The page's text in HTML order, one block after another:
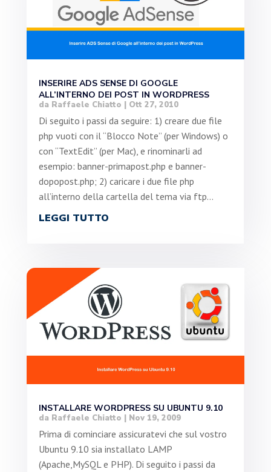
INSERIRE ADS SENSE DI GOOGLE
ALL’INTERNO DEI POST IN WORDPRESS
da Raffaele Chiatto | Ott 27, 2010
Di seguito i passi da seguire: 1) creare due file
php vuoti con il “Blocco Note” (per Windows) o
con “TextEdit” (per Mac), e rinominarli ad
esempio: banner-primapost.php e banner-
dopopost.php; 2) caricare i due file php
all’interno della cartella del tema via ftp...
LEGGI TUTTO
INSTALLARE WORDPRESS SU UBUNTU 9.10
da Raffaele Chiatto Nov 19, 2009
Prima di cominciare assicuratevi che sul vostro
Ubuntu 9.10 sia installato LAMP
(Apache,MySQL e PHP). Di seguito i passi da